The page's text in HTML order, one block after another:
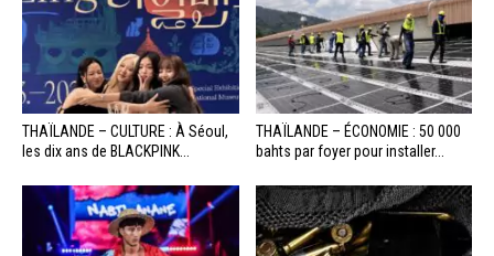
THAÏLANDE – CULTURE : À Séoul,
les dix ans de BLACKPINK...
THAÏLANDE – ÉCONOMIE : 50 000
bahts par foyer pour installer...